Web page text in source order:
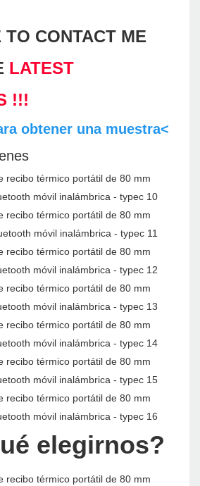
CONTACT ME
LATEST
!!!
obtener una muestra<
elegirnos?